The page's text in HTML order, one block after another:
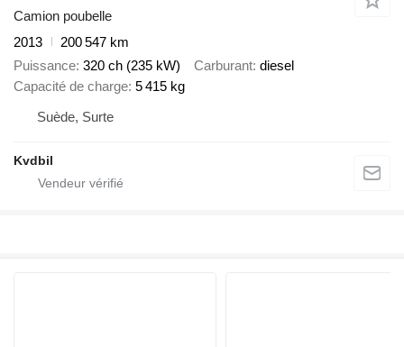
Camion poubelle
2013
200 547 km
Puissance 320 ch (235 kW) Carburant diesel
Capacité de charge 5 415 kg
Suède, Surte
Kvdbil